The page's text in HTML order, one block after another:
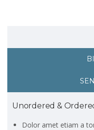
Unordered &
Dolor amet etiam a